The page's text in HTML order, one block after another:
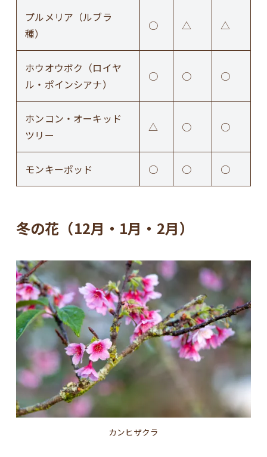
プルメリア（ルブラ
種）
○ △ △
ホウオウボク（ロイヤ
ル・ポインシアナ）
○ ○ ○
ホンコン・オーキッド
ツリー
△ ○ ○
モンキーポッド ○ ○ ○
冬の花（12月・1月・2月）
カンヒザクラ